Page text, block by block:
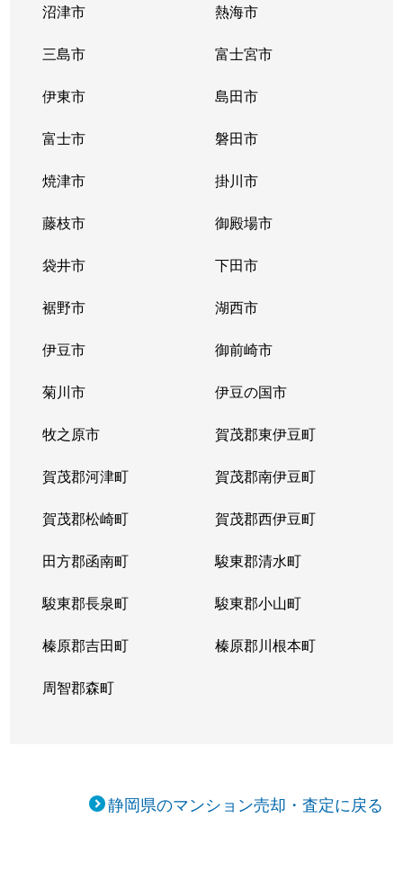
沼津市 熱海市
三島市 富士宮市
伊東市 島田市
富士市 磐田市
焼津市 掛川市
藤枝市 御殿場市
袋井市 下田市
裾野市 湖西市
伊豆市 御前崎市
菊川市 伊豆の国市
牧之原市 賀茂郡東伊豆町
賀茂郡河津町 賀茂郡南伊豆町
賀茂郡松崎町 賀茂郡西伊豆町
田方郡函南町 駿東郡清水町
駿東郡長泉町 駿東郡小山町
榛原郡吉田町 榛原郡川根本町
周智郡森町
静岡県のマンション売却・査定に戻る